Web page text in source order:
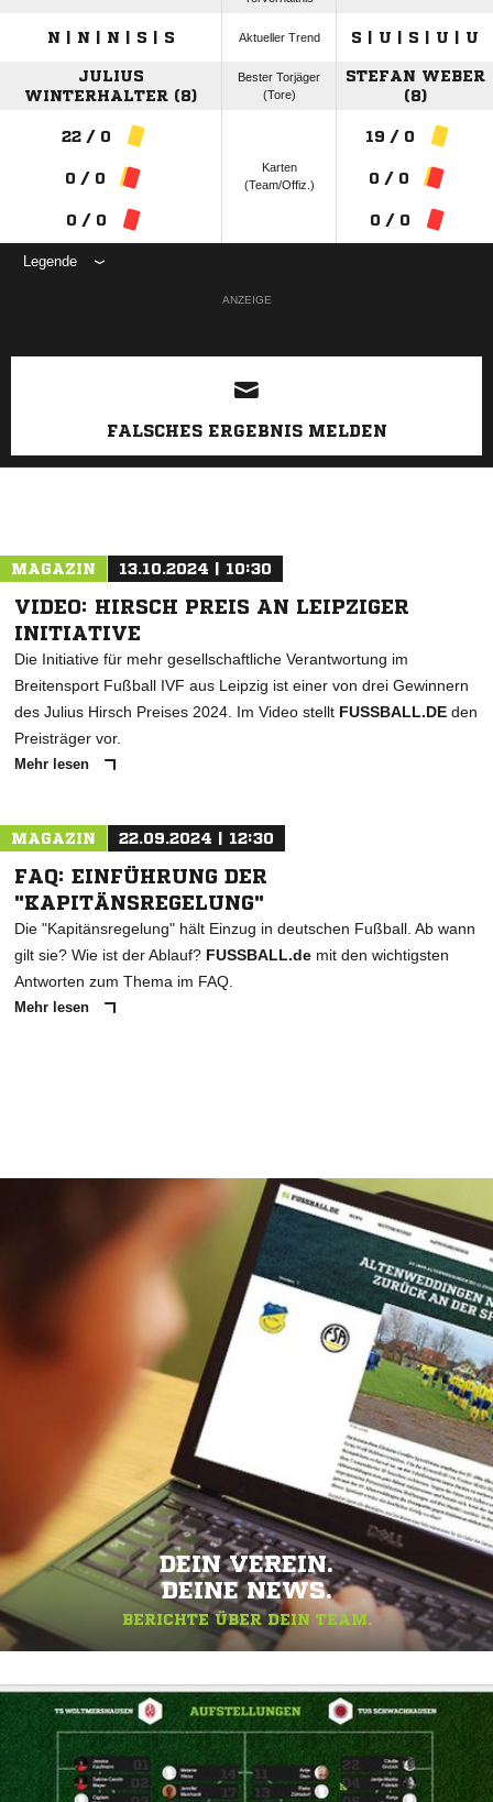
N | N | N | S | S Aktueller Trend S | U | S | U | U
JULIUS
WINTERHALTER (8)
Bester Torjäger
(Tore)
STEFAN WEBER
(8)
22 / 0
0 / 0
0 / 0
Karten
(Team/Offiz.)
19 / 0
0 / 0
0 / 0
Legende
ANZEIGE
FALSCHES ERGEBNIS MELDEN
MAGAZIN 13.10.2024 | 10:30
VIDEO: HIRSCH PREIS AN LEIPZIGER
INITIATIVE
Die Initiative für mehr gesellschaftliche Verantwortung im
Breitensport Fußball IVF aus Leipzig ist einer von drei Gewinnern
des Julius Hirsch Preises 2024. Im Video stellt FUSSBALL.DE den
Preisträger vor.
Mehr lesen
MAGAZIN 22.09.2024 | 12:30
FAQ: EINFÜHRUNG DER
"KAPITÄNSREGELUNG"
Die "Kapitänsregelung" hält Einzug in deutschen Fußball. Ab wann
gilt sie? Wie ist der Ablauf? FUSSBALL.de mit den wichtigsten
Antworten zum Thema im FAQ.
Mehr lesen
DEIN VEREIN.
DEINE NEWS.
BERICHTE ÜBER DEIN TEAM.